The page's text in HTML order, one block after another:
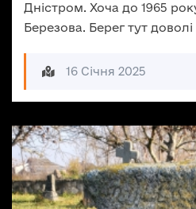
Дністром. Хоча до 1965
Березова. Берег тут
16 Січня 2025